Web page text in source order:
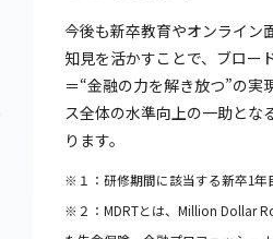
今後も新卒教育やオンライン
知見を活かすことで、ブロー
＝“金融の力を解き放つ”の実
ス全体の水準向上の一助とな
ります。
※１：研修期間に該当する新卒1年
※２：MDRTとは、Million Dollar